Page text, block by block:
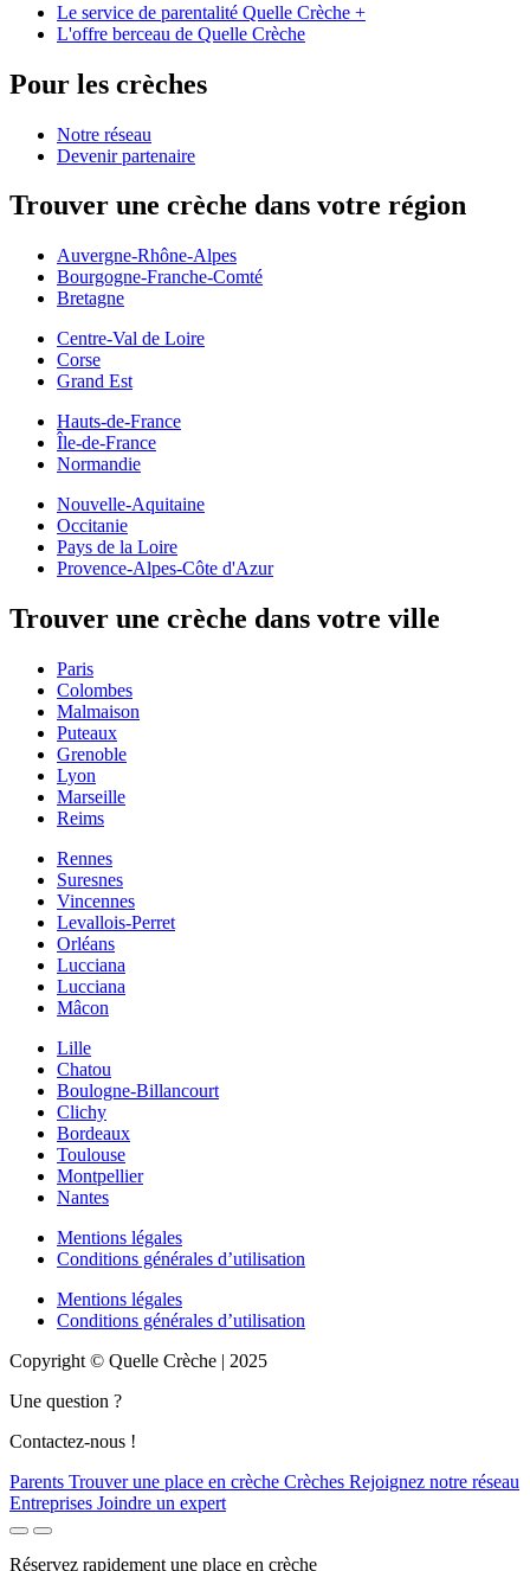
Le service de parentalité Quelle Crèche +
L'offre berceau de Quelle Crèche
Pour les crèches
Notre réseau
Devenir partenaire
Trouver une crèche dans votre région
Auvergne-Rhône-Alpes
Bourgogne-Franche-Comté
Bretagne
Centre-Val de Loire
Corse
Grand Est
Hauts-de-France
Île-de-France
Normandie
Nouvelle-Aquitaine
Occitanie
Pays de la Loire
Provence-Alpes-Côte d'Azur
Trouver une crèche dans votre ville
Paris
Colombes
Malmaison
Puteaux
Grenoble
Lyon
Marseille
Reims
Rennes
Suresnes
Vincennes
Levallois-Perret
Orléans
Lucciana
Lucciana
Mâcon
Lille
Chatou
Boulogne-Billancourt
Clichy
Bordeaux
Toulouse
Montpellier
Nantes
Mentions légales
Conditions générales d’utilisation
Mentions légales
Conditions générales d’utilisation
Copyright © Quelle Crèche | 2025
Une question ?
Contactez-nous !
Parents Trouver une place en crèche Crèches Rejoignez notre réseau
Entreprises Joindre un expert
Réservez rapidement une place en crèche